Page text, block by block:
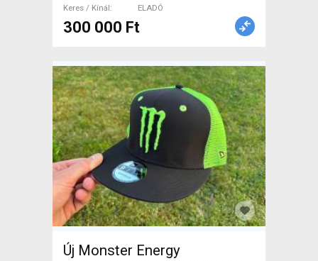
Keres / Kínál ELADÓ
300 000 Ft
Új Monster Energy